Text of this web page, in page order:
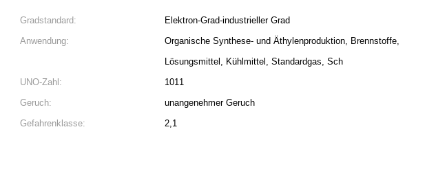
Gradstandard:
Elektron-Grad-industrieller Grad
Anwendung:
Organische Synthese- und Äthylenproduktion, Brennstoffe,
Lösungsmittel, Kühlmittel, Standardgas, Sch
UNO-Zahl:
1011
Geruch:
unangenehmer Geruch
Gefahrenklasse:
2,1